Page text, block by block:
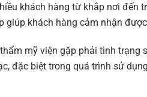
khách hàng từ khắp nơi đến
giúp khách hàng cảm nhận
mỹ viện gặp phải tình trạng
đặc biệt trong quá trình sử